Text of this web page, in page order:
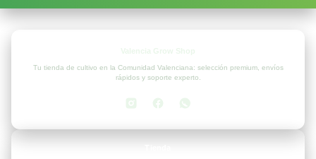
Tu tienda de cultivo en la Comunidad Valenciana: selección premium, envíos
rápidos y soporte experto.